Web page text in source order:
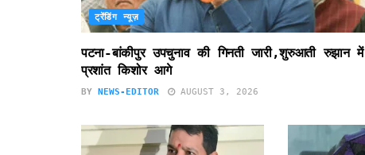
ट्रेंडिंग न्यूज़
पटना-बांकीपुर उपचुनाव की गिनती जारी,शुरुआती रुझान में
प्रशांत किशोर आगे
BY NEWS-EDITOR AUGUST 3, 2026